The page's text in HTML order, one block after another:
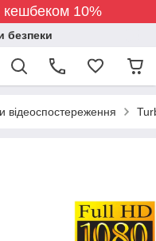
кешбеком 10%
безпеки
відеоспостереження